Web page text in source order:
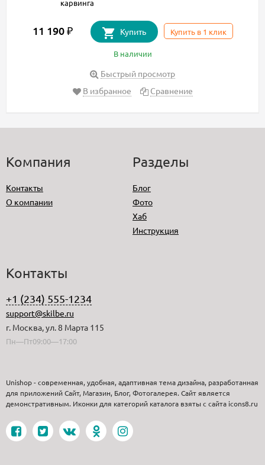
карвинга
11 190 ₽ Купить Купить в 1 клик
В наличии
Быстрый просмотр
В избранное
Сравнение
Компания
Контакты
О компании
Разделы
Блог
Фото
Хаб
Инструкция
Контакты
+1 (234) 555-1234
support@skilbe.ru
г. Москва, ул. 8 Марта 115
Пн—Пт09:00—17:00
Unishop - современная, удобная, адаптивная тема дизайна, разработанная
для приложений Сайт, Магазин, Блог, Фотогалерея. Сайт является
демонстративным. Иконки для категорий каталога взяты с сайта icons8.ru